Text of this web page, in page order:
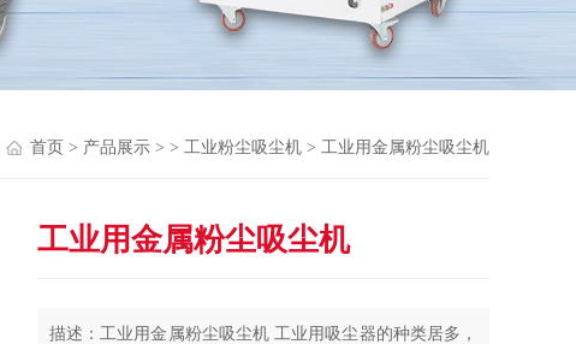
首页 > 产品展示 > > 工业粉尘吸尘机 > 工业用金属粉尘吸尘机
工业用金属粉尘吸尘机
描述：工业用金属粉尘吸尘机 工业用吸尘器的种类居多，